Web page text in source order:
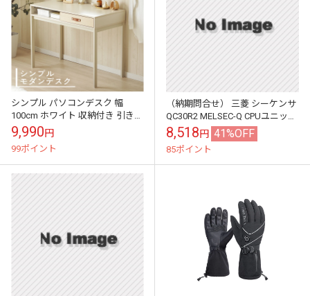
シンプル パソコンデスク 幅
100cm ホワイト 収納付き 引き出
し コンパクト 一人暮らし ワンル
ーム台
9,990円
99ポイント
（納期問合せ） 三菱 シーケンサ
QC30R2 MELSEC-Q CPUユニット
パソコン － シーケンサCPU接続
用RS-232...
8,518円 41%OFF
85ポイント